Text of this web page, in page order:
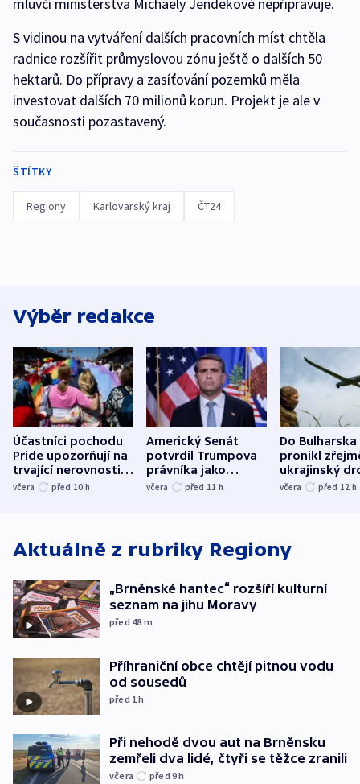
mluvčí ministerstva Michaely Jendekové nepřipravuje.
S vidinou na vytváření dalších pracovních míst chtěla
radnice rozšířit průmyslovou zónu ještě o dalších 50
hektarů. Do přípravy a zasíťování pozemků měla
investovat dalších 70 milionů korun. Projekt je ale v
současnosti pozastavený.
ŠTÍTKY
Regiony Karlovarský kraj ČT24
Výběr redakce
Účastníci pochodu
Pride upozorňují na
trvající nerovnosti i
společenskou
včera před 10 h
Americký Senát
potvrdil Trumpova
právníka jako
ministra
včera před 11 h
Do Bulharska
pronikl
ukrajinský
explodoval
včera před 12 h
Aktuálně z rubriky Regiony
„Brněnské hantec“ rozšíří kulturní
seznam na jihu Moravy
před 48 m
Příhraniční obce chtějí pitnou vodu
od sousedů
před 1h
Při nehodě dvou aut na Brněnsku
zemřeli dva lidé, čtyři se těžce zranili
včera před 9h